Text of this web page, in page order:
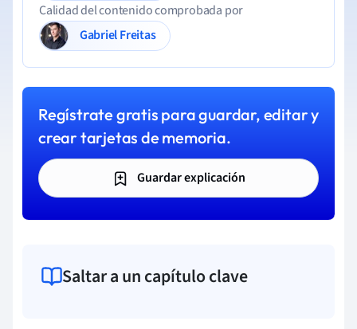
Calidad del contenido comprobada por
Gabriel Freitas
Regístrate gratis para guardar, editar y
crear tarjetas de memoria.
Guardar explicación
Saltar a un capítulo clave